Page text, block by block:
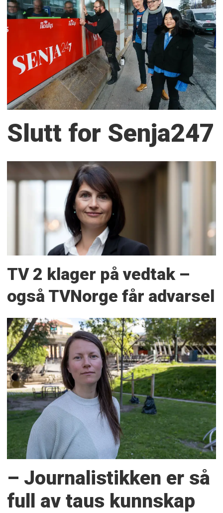
Slutt for Senja247
TV 2 klager på vedtak –
også TVNorge får advarsel
– Journalistikken er så
full av taus kunnskap